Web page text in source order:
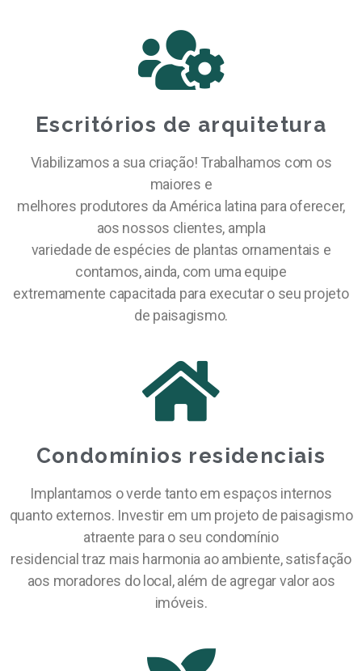
Escritórios de arquitetura
Viabilizamos a sua criação! Trabalhamos com os
maiores e
melhores produtores da América latina para oferecer,
aos nossos clientes, ampla
variedade de espécies de plantas ornamentais e
contamos, ainda, com uma equipe
extremamente capacitada para executar o seu projeto
de paisagismo.
Condomínios residenciais
Implantamos o verde tanto em espaços internos
quanto externos. Investir em um projeto de paisagismo
atraente para o seu condomínio
residencial traz mais harmonia ao ambiente, satisfação
aos moradores do local, além de agregar valor aos
imóveis.